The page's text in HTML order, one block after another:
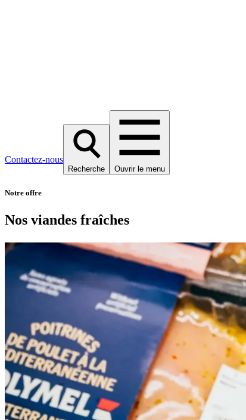
Contactez-nous
Recherche Ouvrir le menu
Notre offre
Nos viandes fraîches